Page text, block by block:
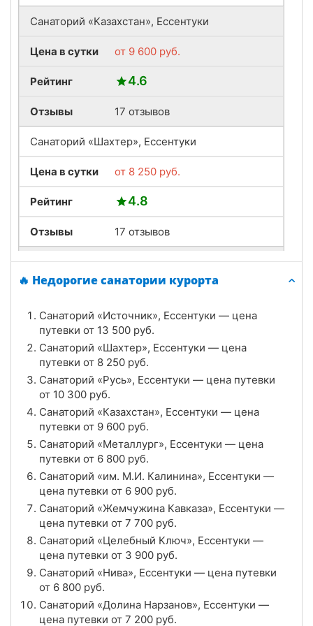
Санаторий «Казахстан», Ессентуки
Цена в сутки от 9 600 руб.
Рейтинг 4.6
Отзывы 17 отзывов
Санаторий «Шахтер», Ессентуки
Цена в сутки от 8 250 руб.
Рейтинг 4.8
Отзывы 17 отзывов
Санаторий «Источник», Ессентуки
Рейтинг 4.9
Отзывы 16 отзывов
Санаторий «Виктория», Ессентуки
Цена в сутки от5 000руб.
Рейтинг 3.8
Отзывы 66 отзывов
Санаторий «Жемчужина Кавказа», Ессентуки
Цена в сутки 7 700руб.
Рейтинг 4.5
Отзывы
Санаторий «Нива», Ессентуки
🔥 Недорогие санатории курорта
Санаторий «Источник», Ессентуки — цена
путевки от 13 500 руб.
Санаторий «Шахтер», Ессентуки — цена
путевки от 8 250 руб.
Санаторий «Русь», Ессентуки — цена путевки
от 10 300 руб.
Санаторий «Казахстан», Ессентуки — цена
путевки от 9 600 руб.
Санаторий «Металлург», Ессентуки — цена
путевки от 6 800 руб.
Санаторий «им. М.И. Калинина», Ессентуки —
цена путевки от 6 900 руб.
Санаторий «Жемчужина Кавказа», Ессентуки —
цена путевки от 7 700 руб.
Санаторий «Целебный Ключ», Ессентуки —
цена путевки от 3 900 руб.
Санаторий «Нива», Ессентуки — цена путевки
от 6 800 руб.
Санаторий «Долина Нарзанов», Ессентуки —
цена путевки от 7 200 руб.